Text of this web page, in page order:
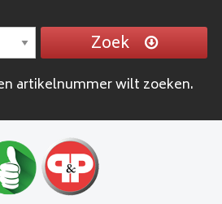
Zoek
artikelnummer wilt zoeken.